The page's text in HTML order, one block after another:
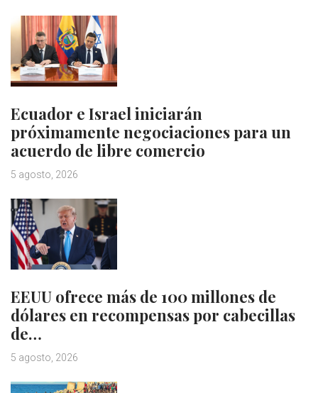
Ecuador e Israel iniciarán
próximamente negociaciones para un
acuerdo de libre comercio
5 agosto, 2026
EEUU ofrece más de 100 millones de
dólares en recompensas por cabecillas
de…
5 agosto, 2026